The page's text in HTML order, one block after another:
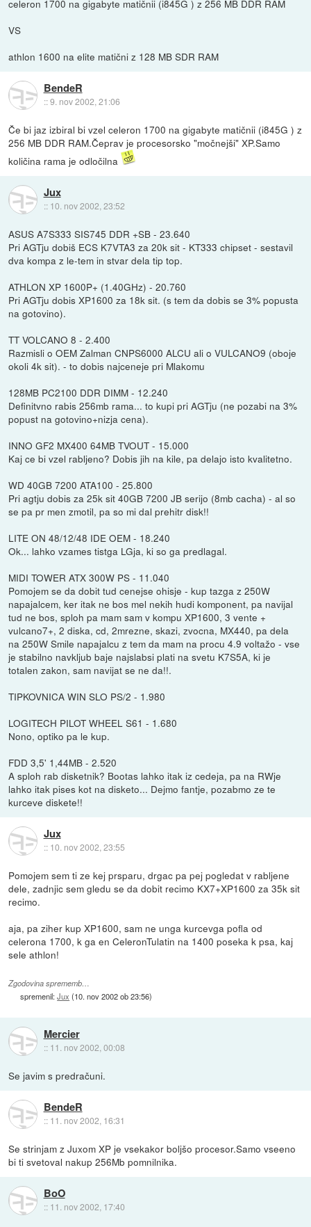
celeron 1700 na gigabyte matičnii (i845G ) z 256 MB DDR RAM
VS
athlon 1600 na elite matični z 128 MB SDR RAM
BendeR
::9. nov 2002, 21:06
Če bi jaz izbiral bi vzel celeron 1700 na gigabyte matičnii (i845G ) z
256 MB DDR RAM.Čeprav je procesorsko "močnejši" XP.Samo
količina rama je odločilna
Jux
:: 10. nov 2002, 23:52
ASUS A7S333 SIS745 DDR +SB - 23.640
Pri AGTju dobiš ECS K7VTA3 za 20k sit - KT333 chipset - sestavil
dva kompa z le-tem in stvar dela tip top.
ATHLON XP 1600P+ (1.40GHz) - 20.760
Pri AGTju dobis XP1600 za 18k sit. (s tem da dobis se 3% popusta
na gotovino).
TT VOLCANO 8 - 2.400
Razmisli o OEM Zalman CNPS6000 ALCU ali o VULCANO9 (oboje
okoli 4k sit). - to dobis najceneje pri Mlakomu
128MB PC2100 DDR DIMM - 12.240
Definitvno rabis 256mb rama... to kupi pri AGTju (ne pozabi na 3%
popust na gotovino+nizja cena).
INNO GF2 MX400 64MB TVOUT - 15.000
Kaj ce bi vzel rabljeno? Dobis jih na kile, pa delajo isto kvalitetno.
WD 40GB 7200 ATA100 - 25.800
Pri agtju dobis za 25k sit 40GB 7200 JB serijo (8mb cacha) - al so
se pa pr men zmotil, pa so mi dal prehitr disk!!
LITE ON 48/12/48 IDE OEM - 18.240
Ok... lahko vzames tistga LGja, ki so ga predlagal.
MIDI TOWER ATX 300W PS - 11.040
Pomojem se da dobit tud cenejse ohisje - kup tazga z 250W
napajalcem, ker itak ne bos mel nekih hudi komponent, pa navijal
tud ne bos, sploh pa mam sam v kompu XP1600, 3 vente +
vulcano7+, 2 diska, cd, 2mrezne, skazi, zvocna, MX440, pa dela
na 250W Smile napajalcu z tem da mam na procu 4.9 voltažo - vse
je stabilno navkljub baje najslabsi plati na svetu K7S5A, ki je
totalen zakon, sam navijat se ne da!!.
TIPKOVNICA WIN SLO PS/2 - 1.980
LOGITECH PILOT WHEEL S61 - 1.680
Nono, optiko pa le kup.
FDD 3,5' 1,44MB - 2.520
A sploh rab disketnik? Bootas lahko itak iz cedeja, pa na RWje
lahko itak pises kot na disketo... Dejmo fantje, pozabmo ze te
kurceve diskete!!
Jux
:: 10. nov 2002, 23:55
Pomojem sem ti ze kej prsparu, drgac pa pej pogledat v rabljene
dele, zadnjic sem gledu se da dobit recimo KX7+XP1600 za 35k sit
recimo.
aja, pa ziher kup XP1600, sam ne unga kurcevga pofla od
celerona 1700, k ga en CeleronTulatin na 1400 poseka k psa, kaj
sele athlon!
Zgodovina sprememb…
spremenil:Jux (10. nov 2002 ob 23:56)
Mercier
:: 11. nov 2002, 00:08
Se javim s predračuni.
BendeR
:: 11. nov 2002, 16:31
Se strinjam z Juxom XP je vsekakor boljšo procesor.Samo vseeno
bi ti svetoval nakup 256Mb pomnilnika.
BoO
:: 11. nov 2002, 17:40